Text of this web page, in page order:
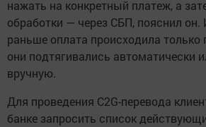
нажать на конкретный платеж, а
обработки — через СБП, пояснил он.
раньше оплата происходила только
они подтягивались автоматически
вручную.
Для проведения C2G-перевода
банке запросить список